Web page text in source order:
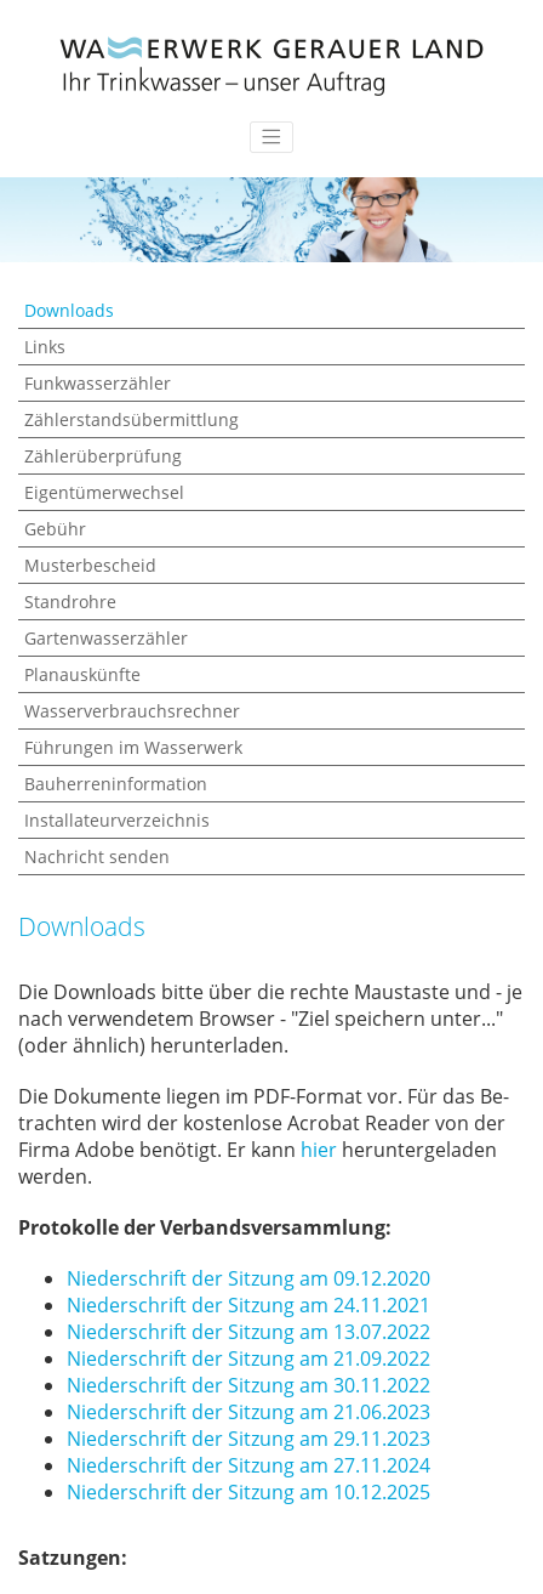
Downloads
Links
Funkwasserzähler
Zählerstandsübermittlung
Zählerüberprüfung
Eigentümerwechsel
Gebühr
Musterbescheid
Standrohre
Gartenwasserzähler
Planauskünfte
Wasserverbrauchsrechner
Führungen im Wasserwerk
Bauherreninformation
Installateurverzeichnis
Nachricht senden
Downloads
Die Down­loads bit­te über die rech­te Maus­tas­te und - je
nach ver­wen­de­tem Brow­ser - "Ziel spei­chern un­ter..."
(oder ähn­lich) her­un­ter­la­den.
Die Do­ku­men­te lie­gen im PDF-For­mat vor. Für das Be­
trach­ten wird der kos­ten­lo­se Acro­bat Re­a­der von der
Fir­ma Ado­be be­nö­tigt. Er kann hier her­un­ter­ge­la­den
wer­den.
​​​​​​Protokolle der Verbandsversammlung:
Niederschrift der Sitzung am 09.12.2020
Niederschrift der Sitzung am 24.11.2021
Niederschrift der Sitzung am 13.07.2022
Niederschrift der Sitzung am 21.09.2022
Niederschrift der Sitzung am 30.11.2022
Niederschrift der Sitzung am 21.06.2023
Niederschrift der Sitzung am 29.11.2023
Niederschrift der Sitzung am 27.11.2024
Niederschrift der Sitzung am 10.12.2025
Satzungen: